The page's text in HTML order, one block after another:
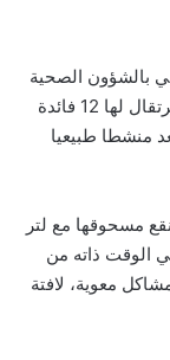
بالشؤون الصحية
أن البذور التي يلقيها الإنسان قبل تناول ثمرة البرتقال لها 12 فائدة
منشطا طبيعيا
مسحوقها مع لتر
الوقت ذاته من
معوية، لافتة